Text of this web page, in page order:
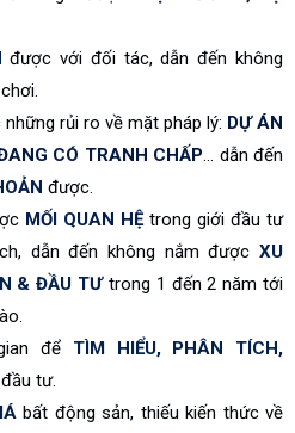
được với đối tác, dẫn đến không
rủi ro về mặt pháp lý: DỰ ÁN
CÓ TRANH CHẤP... dẫn đến
được.
MỐI QUAN HỆtrong giới đầu tư
dẫn đến không nắm được XU
& ĐẦU TƯ trong 1 đến 2 năm tới
để
TÌM HIỂU, PHÂN TÍCH,
đầu tư.
bất động sản, thiếu kiến thức về